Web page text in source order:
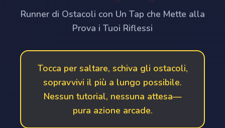
Runner di Ostacoli con Un Tap che Mette alla
Prova i Tuoi Riflessi
Tocca per saltare, schiva gli ostacoli,
sopravvivi il più a lungo possibile.
Nessun tutorial, nessuna attesa—
pura azione arcade.